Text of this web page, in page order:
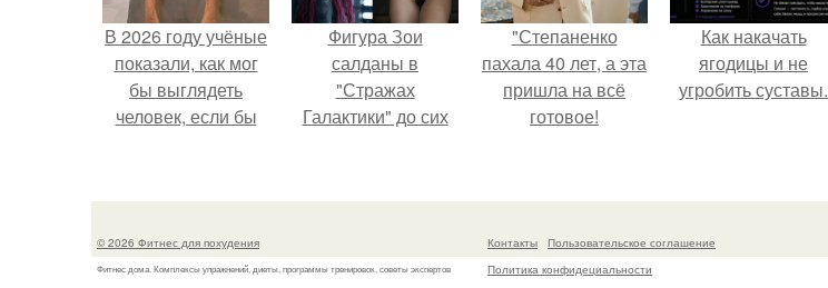
В 2026 году учёные
показали, как мог
бы выглядеть
человек, если бы
специально для
автокатастpoфах.
Фигура Зои
салданы в
"Стражах
Галактики" до сих
"Степаненко
пахала 40 лет, а эта
пришла на всё
готовое!
Как накачать
ягодицы и не
угробить суставы.
© 2026 Фитнес для похудения
Фитнес дома. Комплексы упражнений, диеты, программы тренировок, советы экспертов
Контакты
Пользовательское соглашение
Политика конфидециальности